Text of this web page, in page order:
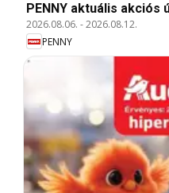
PENNY aktuális akciós
2026.08.06. -2026.08.12.
PENNY